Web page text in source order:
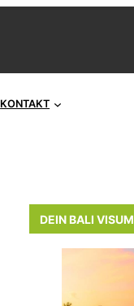
KONTAKT
DEIN BALI VISUM